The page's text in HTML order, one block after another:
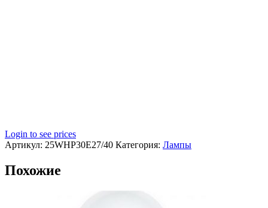
Login to see prices
Артикул: 25WHP30E27/40 Категория: Лампы
Похожие